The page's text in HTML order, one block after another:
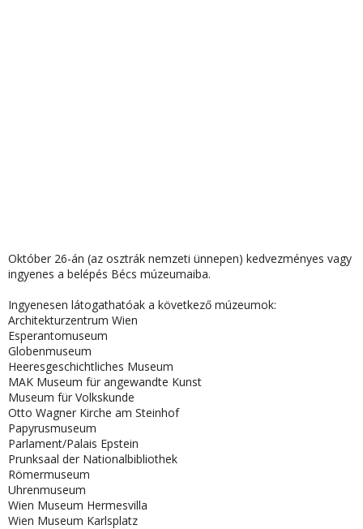
Október 26-án (az osztrák nemzeti ünnepen) kedvezményes vagy
ingyenes a belépés Bécs múzeumaiba.
Ingyenesen látogathatóak a következő múzeumok:
Architekturzentrum Wien
Esperantomuseum
Globenmuseum
Heeresgeschichtliches Museum
MAK Museum für angewandte Kunst
Museum für Volkskunde
Otto Wagner Kirche am Steinhof
Papyrusmuseum
Parlament/Palais Epstein
Prunksaal der Nationalbibliothek
Römermuseum
Uhrenmuseum
Wien Museum Hermesvilla
Wien Museum Karlsplatz